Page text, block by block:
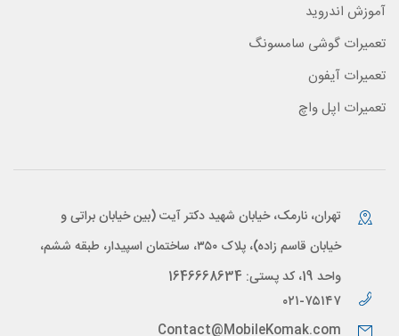
آموزش اندروید
تعمیرات گوشی سامسونگ
تعمیرات آیفون
تعمیرات اپل واچ
تهران، نارمک، خیابان شهید دکتر آیت (بین خیابان براتی و
خیابان قاسم زاده)، پلاک ۳۵۰، ساختمان اسپیدار، طبقه ششم،
واحد 19، کد پستی: 1646668634
۰۲۱-۷۵۱۴۷
Contact@MobileKomak.com